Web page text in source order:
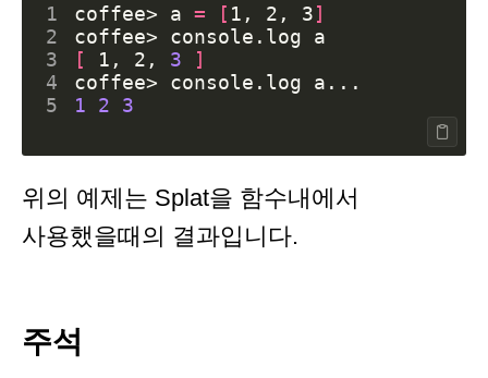
1 coffee> a = [ 1, 2, 3]
2
3
[ 1, 2, 3
]
4
5
1 2 3
위의 예제는 Splat을 함수내에서
사용했을때의 결과입니다.
주석